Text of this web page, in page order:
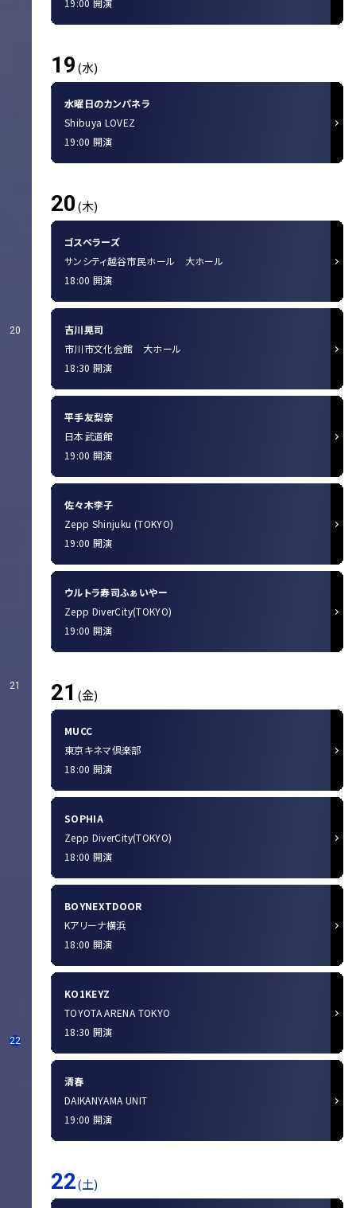
20
21
22
19:00 開演
19(水)
水曜日のカンパネラ
Shibuya LOVEZ
19:00 開演
20(木)
ゴスペラーズ
サンシティ越谷市民ホール 大ホール
18:00 開演
吉川晃司
市川市文化会館 大ホール
18:30 開演
平手友梨奈
日本武道館
19:00 開演
佐々木李子
Zepp Shinjuku (TOKYO)
19:00 開演
ウルトラ寿司ふぁいやー
Zepp DiverCity(TOKYO)
19:00 開演
21 (金)
MUCC
東京キネマ倶楽部
18:00 開演
SOPHIA
Zepp DiverCity(TOKYO)
18:00 開演
BOYNEXTDOOR
Kアリーナ横浜
18:00 開演
KO1KEYZ
TOYOTA ARENA TOKYO
18:30 開演
清春
DAIKANYAMA UNIT
19:00 開演
22(土)